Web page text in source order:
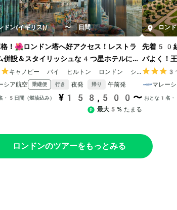
ドン(イギリス)/ 5〜9日間
！🌺ロンドン塔へ好アクセス！レストラ
併設＆スタイリッシュな4つ星ホテルにス
キャノピー バイ ヒルトン ロンドン シティ
シア航空
乗継便 行き 夜発 帰り 午前発
・5日間（燃油込み） ¥158,500〜
最大5% たまる
ロン
先着50組
パよく！
ン
3
マレー
おとな1名・
ロンドンのツアーをもっとみる